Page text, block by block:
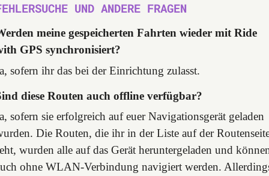
UND ANDERE FRAGEN
meine gespeicherten Fahrten wieder mit Ride
GPS synchronisiert?
sofern ihr das bei der Einrichtung zulasst.
diese Routen auch offline verfügbar?
sofern sie erfolgreich auf euer Navigationsgerät geladen
Die Routen, die ihr in der Liste auf der
wurden alle auf das Gerät heruntergeladen und
ohne WLAN-Verbindung navigiert werden.